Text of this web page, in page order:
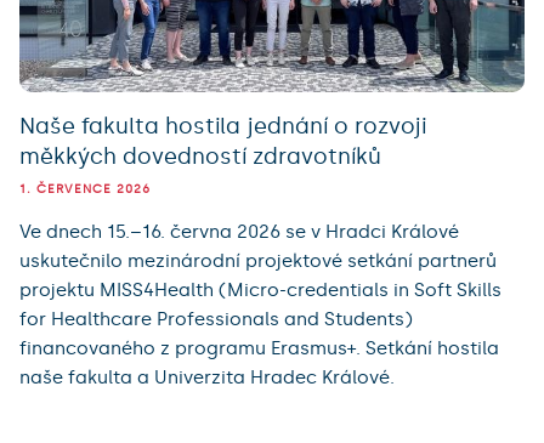
Naše fakulta hostila jednání o rozvoji
měkkých dovedností zdravotníků
1. ČERVENCE 2026
Ve dnech 15.–16. června 2026 se v Hradci Králové
uskutečnilo mezinárodní projektové setkání partnerů
projektu MISS4Health (Micro-credentials in Soft Skills
for Healthcare Professionals and Students)
financovaného z programu Erasmus+. Setkání hostila
naše fakulta a Univerzita Hradec Králové.